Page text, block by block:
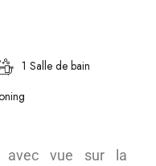
1 Salle de bain
avec vue sur la